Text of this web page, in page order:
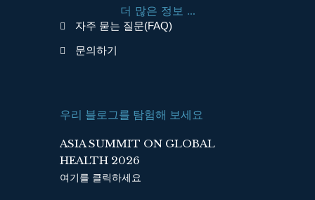
k
n
더 많은 정보 ...
자주 묻는 질문(FAQ)
문의하기
우리 블로그를 탐험해 보세요
ASIA SUMMIT ON GLOBAL
HEALTH 2026
여기를 클릭하세요